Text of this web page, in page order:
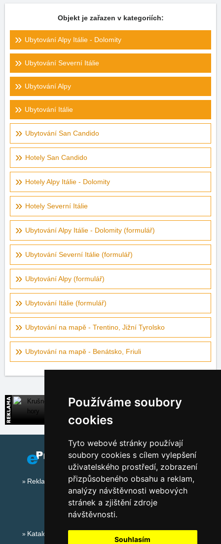
Používáme soubory
cookies
Tyto webové stránky používají
soubory cookies s cílem vylepšení
uživatelského prostředí, zobrazení
přizpůsobeného obsahu a reklam,
analýzy návštěvnosti webových
stránek a zjištění zdroje
návštěvnosti.
Souhlasím
Objekt je zařazen v kategoriích:
Ubytování Alpy Itálie - Dolomity
Ubytování Severní Itálie
Ubytování Alpy
Ubytování Itálie
Ubytování San Candido
Hotely San Candido
Hotely Alpy Itálie - Dolomity
Hotely Severní Itálie
Ubytování Alpy Itálie - Dolomity (formulář)
Ubytování Severní Itálie (formulář)
Ubytování Alpy (formulář)
Ubytování Itálie (formulář)
Ubytování na mapě - Trentino, Jižní Tyrolsko
Ubytování na mapě - Benátsko, Friuli
Krušné hory
Široká nabídka přímých kontaktů na ubytování
Reklama na tomto serveru
Katalog ubytování